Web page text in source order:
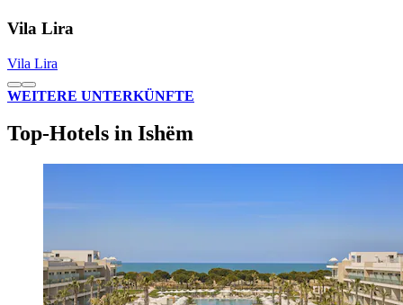
Vila Lira
Vila Lira
WEITERE UNTERKÜNFTE
Top-Hotels in Ishëm